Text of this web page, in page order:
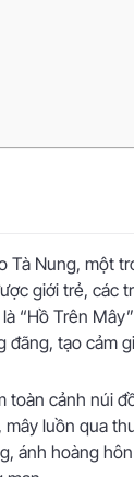
Tà Nung, một
giới trẻ, các
“Hồ Trên
đãng, tạo cảm
toàn cảnh núi
mây luồn qua
ánh hoàng